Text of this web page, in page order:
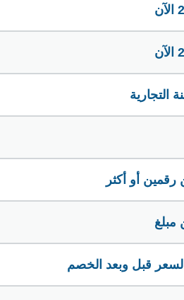
رقمين أو أكثر
مبلغ
قبل وبعد الخصم